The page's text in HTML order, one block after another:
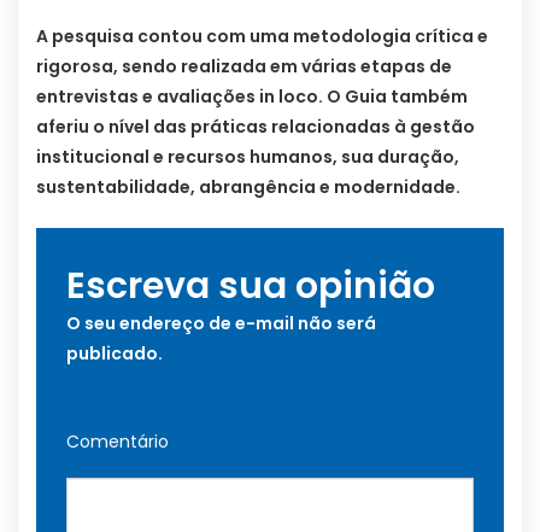
A pesquisa contou com uma metodologia crítica e
rigorosa, sendo realizada em várias etapas de
entrevistas e avaliações in loco. O Guia também
aferiu o nível das práticas relacionadas à gestão
institucional e recursos humanos, sua duração,
sustentabilidade, abrangência e modernidade.
Escreva sua opinião
O seu endereço de e-mail não será
publicado.
Comentário